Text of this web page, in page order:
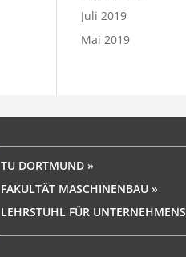
Juli 2019
Mai 2019
TU DORTMUND »
FAKULTÄT MASCHINENBAU »
LEHRSTUHL FÜR